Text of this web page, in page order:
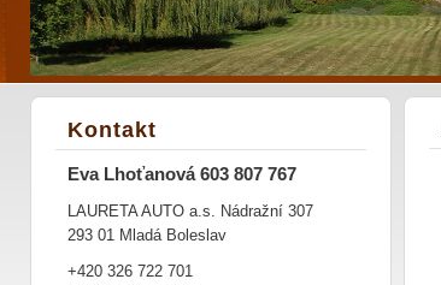
Kontakt
Eva Lhoťanová 603 807 767
LAURETA AUTO a.s. Nádražní 307
293 01 Mladá Boleslav
+420 326 722 701